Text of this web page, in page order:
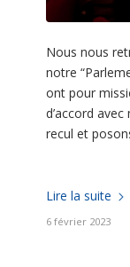
Nous nous
notre
ont pour
d’accord
recul et
Lire la suite
6 février 2023